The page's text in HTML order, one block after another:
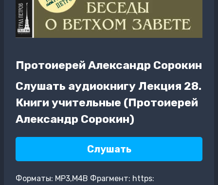
Протоиерей Александр Сорокин
Слушать аудиокнигу Лекция 28.
Книги учительные (Протоиерей
Александр Сорокин)
Слушать
Форматы: MP3,M4B Фрагмент: https: